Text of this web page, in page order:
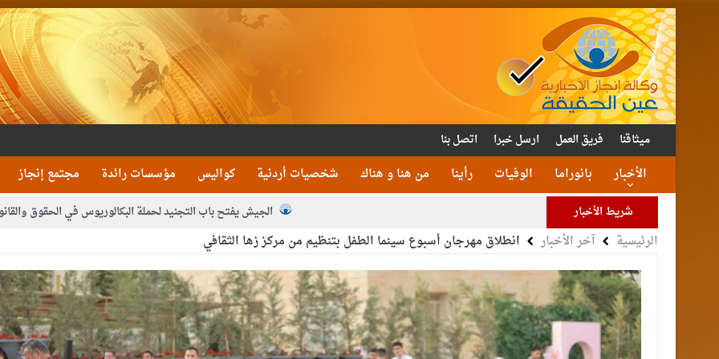
ميثاقنا فريق العمل ارسل خبرا اتصل بنا
الأخبار بانوراما الوفيات رأينا من هنا و هناك شخصيات أردنية كواليس مؤسسات رائدة مجتمع إنجاز
شريط الأخبار
الجيش يفتح باب التجنيد لحملة البكالوريوس في الحقوق
الأمن يتلف 16 مليون حبة كبتاجون و1480 كغم مواد مخدرة
القاضي يلتقي رؤساء تحرير الصحف اليومية ويؤكد حرص مجلس النواب على شراكة فاعلة
دعوة
الملك يلتقي مجموعة من رفاق السلاح
الملك يتلقى اتصالا هاتفيا من العاهل البحريني
الرئيسية آخر الأخبار انطلاق مهرجان أسبوع سينما الطفل بتنظيم من مركز زها الثقافي